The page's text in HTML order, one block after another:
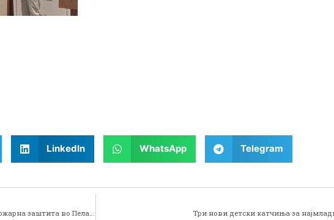
LinkedIn WhatsApp Telegram
Три нови детски катчиња за